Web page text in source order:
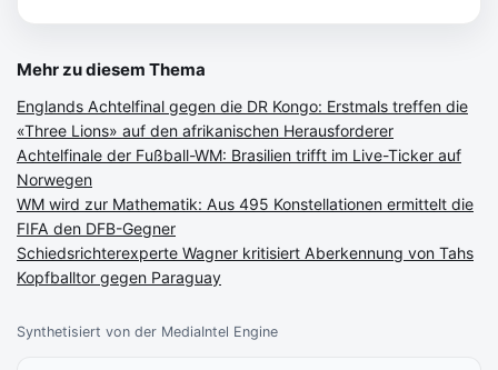
Synthetisiert von der MediaIntel Engine
Mehr zu diesem Thema
Englands Achtelfinal gegen die DR Kongo: Erstmals treffen die
«Three Lions» auf den afrikanischen Herausforderer
Achtelfinale der Fußball-WM: Brasilien trifft im Live-Ticker auf
Norwegen
WM wird zur Mathematik: Aus 495 Konstellationen ermittelt die
FIFA den DFB-Gegner
Schiedsrichterexperte Wagner kritisiert Aberkennung von Tahs
Kopfballtor gegen Paraguay